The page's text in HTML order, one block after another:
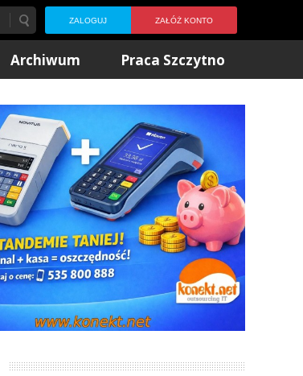
ZALOGUJ ZAŁÓŻ KONTO
Archiwum Praca Szczytno